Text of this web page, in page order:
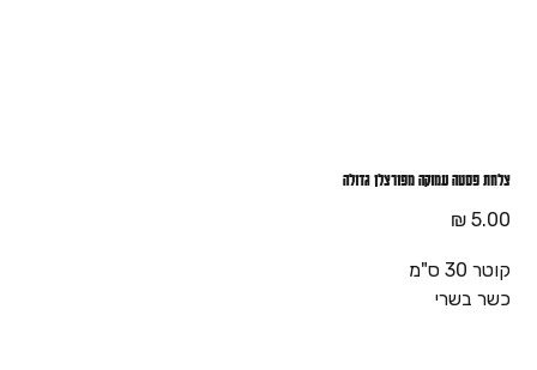
צלחת פסטה עמוקה מפורצלן גדולה
מחיר
קוטר 30 ס"מ
כשר בשרי